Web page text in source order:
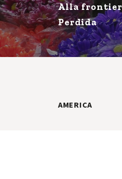
Alla
Perdida
AMERICA